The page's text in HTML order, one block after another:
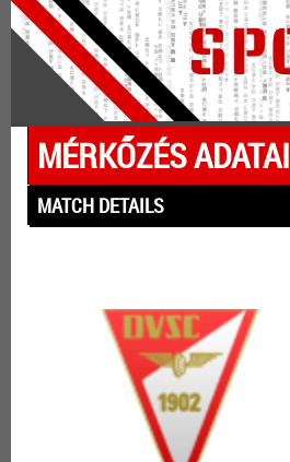
MÉRKŐZÉS ADATAI
MATCH DETAILS